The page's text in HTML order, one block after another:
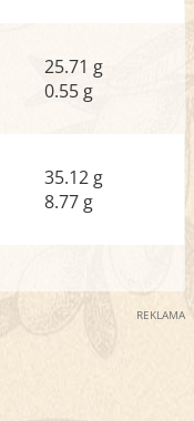
25.71 g
0.55 g
35.12 g
8.77 g
REKLAMA